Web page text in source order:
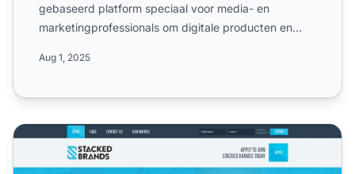
gebaseerd platform speciaal voor media- en
marketingprofessionals om digitale producten en
Aug 1, 2025
Stacked Brands Affiliate Program